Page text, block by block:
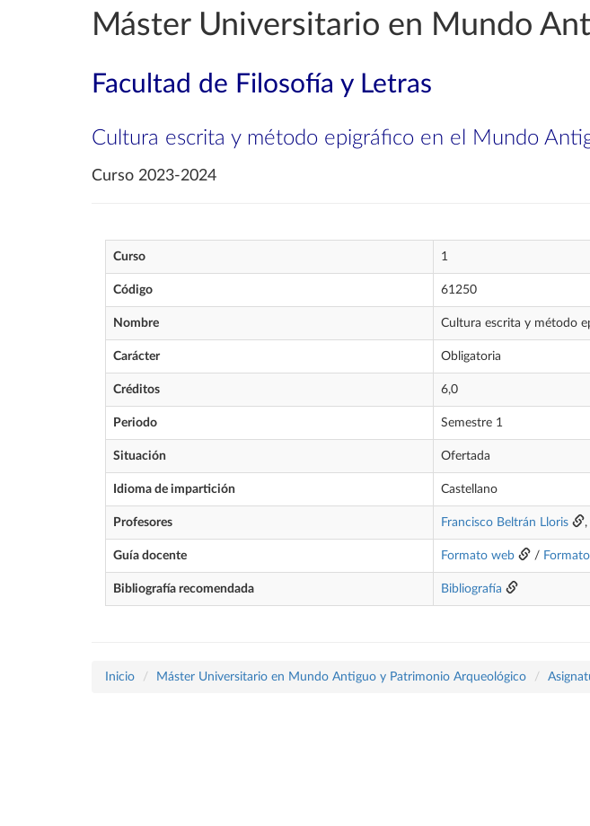
Máster Universitario en Mundo
Facultad de Filosofía y Letras
Cultura escrita y método epigráfico en el Mundo
Curso 2023-2024
Curso 1
Código 61250
Nombre Cultura escrita y método
Carácter Obligatoria
Créditos 6,0
Periodo Semestre 1
Situación Ofertada
Idioma de impartición Castellano
Profesores Francisco Beltrán Lloris ,
Guía docente Formato web /
Bibliografía recomendada Bibliografía
Inicio Máster Universitario en Mundo Antiguo y Patrimonio Arqueológico